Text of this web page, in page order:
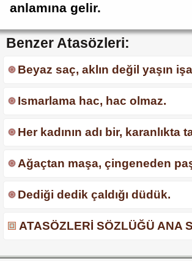
anlamına gelir.
Benzer Atasözleri:
Beyaz saç, aklın değil yaşın
Ismarlama hac, hac olmaz.
Her kadının adı bir, karanlıkta
Ağaçtan maşa, çingeneden
Dediği dedik çaldığı düdük.
ATASÖZLERİ SÖZLÜĞÜ ANA